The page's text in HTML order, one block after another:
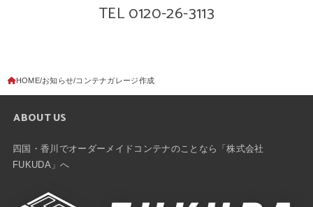
TEL 0120-26-3113
HOME お知らせ コンテナガレージ作成
ABOUT US
四国・香川でオーダーメイドコンテナのことなら「株式会社
FUKUDA」へ